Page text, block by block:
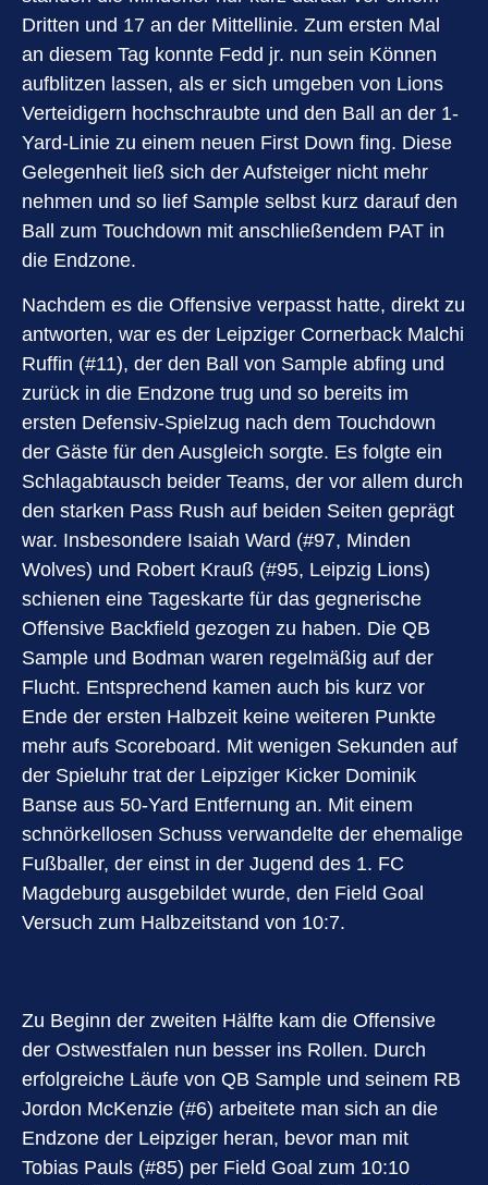
Dritten und 17 an der Mittellinie. Zum ersten Mal
an diesem Tag konnte Fedd jr. nun sein Können
aufblitzen lassen, als er sich umgeben von Lions
Verteidigern hochschraubte und den Ball an der 1-
Yard-Linie zu einem neuen First Down fing. Diese
Gelegenheit ließ sich der Aufsteiger nicht mehr
nehmen und so lief Sample selbst kurz darauf den
Ball zum Touchdown mit anschließendem PAT in
die Endzone.
Nachdem es die Offensive verpasst hatte, direkt zu
antworten, war es der Leipziger Cornerback Malchi
Ruffin (#11), der den Ball von Sample abfing und
zurück in die Endzone trug und so bereits im
ersten Defensiv-Spielzug nach dem Touchdown
der Gäste für den Ausgleich sorgte. Es folgte ein
Schlagabtausch beider Teams, der vor allem durch
den starken Pass Rush auf beiden Seiten geprägt
war. Insbesondere Isaiah Ward (#97, Minden
Wolves) und Robert Krauß (#95, Leipzig Lions)
schienen eine Tageskarte für das gegnerische
Offensive Backfield gezogen zu haben. Die QB
Sample und Bodman waren regelmäßig auf der
Flucht. Entsprechend kamen auch bis kurz vor
Ende der ersten Halbzeit keine weiteren Punkte
mehr aufs Scoreboard. Mit wenigen Sekunden auf
der Spieluhr trat der Leipziger Kicker Dominik
Banse aus 50-Yard Entfernung an. Mit einem
schnörkellosen Schuss verwandelte der ehemalige
Fußballer, der einst in der Jugend des 1. FC
Magdeburg ausgebildet wurde, den Field Goal
Versuch zum Halbzeitstand von 10:7.
Zu Beginn der zweiten Hälfte kam die Offensive
der Ostwestfalen nun besser ins Rollen. Durch
erfolgreiche Läufe von QB Sample und seinem RB
Jordon McKenzie (#6) arbeitete man sich an die
Endzone der Leipziger heran, bevor man mit
Tobias Pauls (#85) per Field Goal zum 10:10